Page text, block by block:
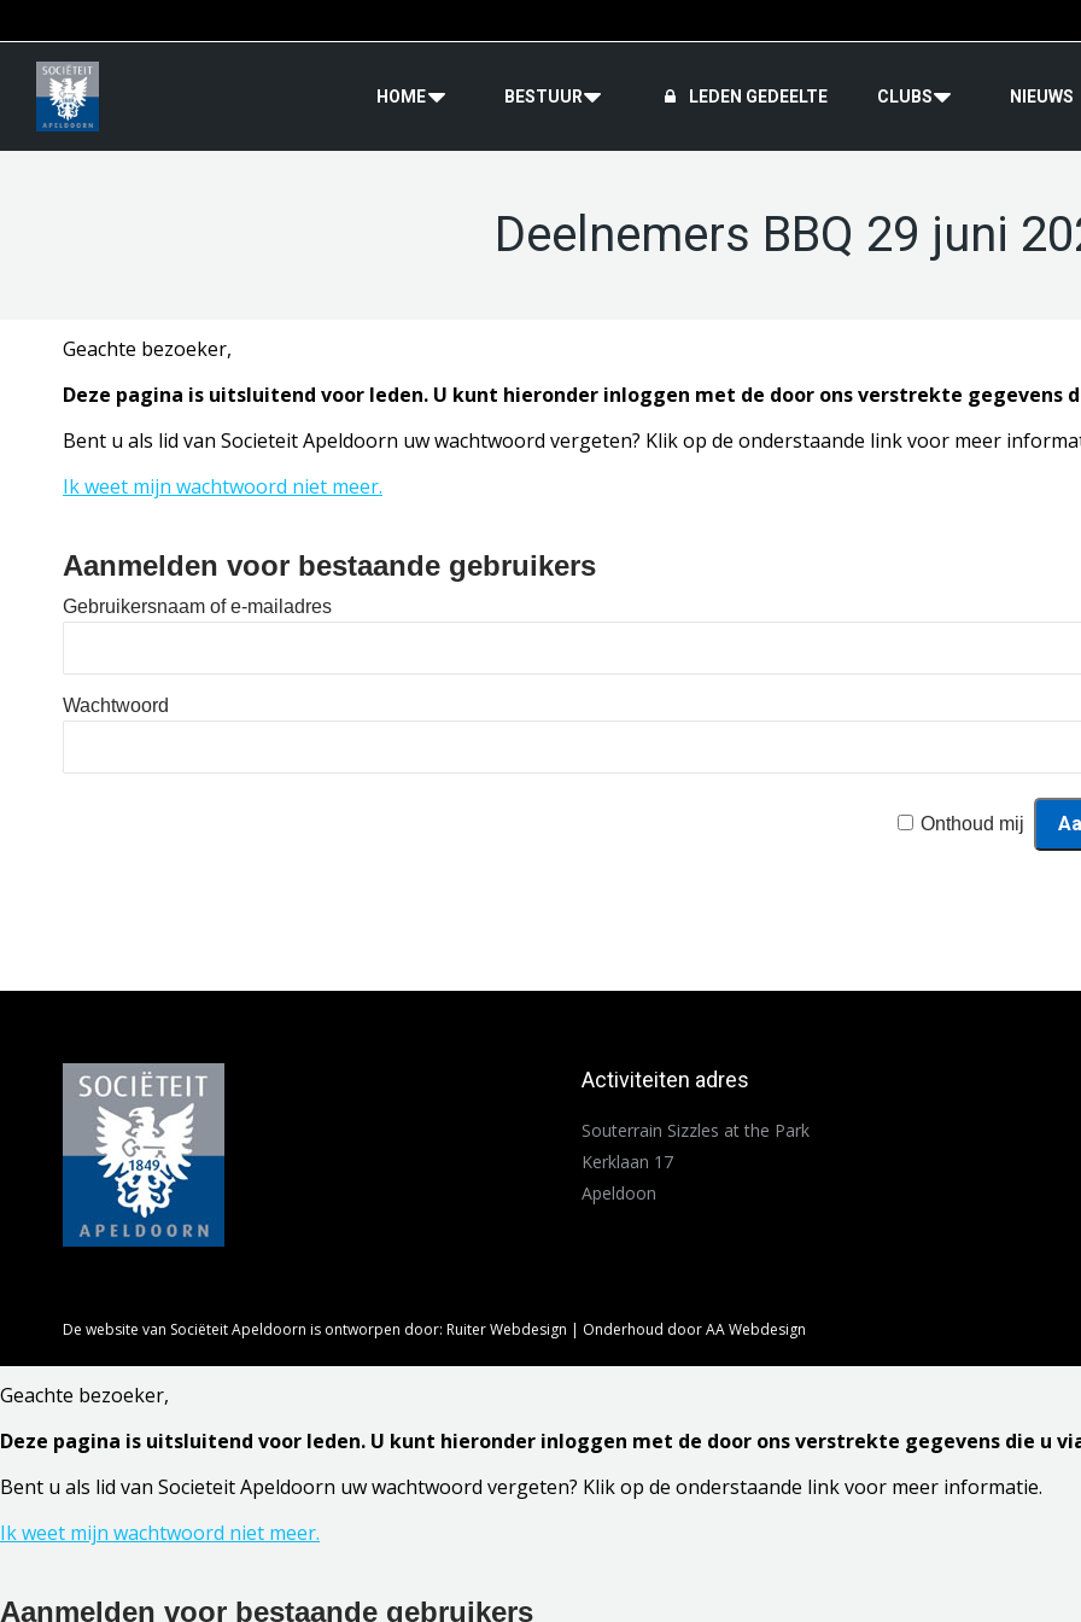
HOME BESTUUR LEDEN GEDEELTE CLUBS NIEUWS
Deelnemers BBQ 29 juni
Geachte bezoeker,
Deze pagina is uitsluitend voor leden. U kunt hieronder inloggen met de door ons verstrekte gegevens
Bent u als lid van Societeit Apeldoorn uw wachtwoord vergeten? Klik op de onderstaande link voor meer
Ik weet mijn wachtwoord niet meer.
Aanmelden voor bestaande gebruikers
Gebruikersnaam of e-mailadres
Wachtwoord
Onthoud mij
Activiteiten adres
Souterrain Sizzles at the Park
Kerklaan 17
Apeldoon
De website van Sociëteit Apeldoorn is ontworpen door: Ruiter Webdesign | Onderhoud doorAA Webdesign
Geachte bezoeker,
Deze pagina is uitsluitend voor leden. U kunt hieronder inloggen met de door ons verstrekte gegevens die u
Bent u als lid van Societeit Apeldoorn uw wachtwoord vergeten? Klik op de onderstaande link voor meer informatie.
Ik weet mijn wachtwoord niet meer.
Aanmelden voor bestaande gebruikers